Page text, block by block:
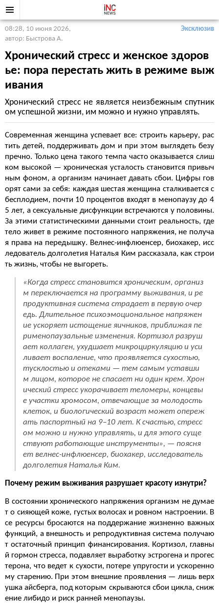
Эксклюзив
08:28, 10 июня 2026,
автор: Быстрова А.
Хронический стресс и женское здоров
ье: пора перестать жить в режиме выж
ивания
Хронический стресс не является неизбежным спутник
ом успешной жизни, им можно и нужно управлять.
Современная женщина успевает все: строить карьеру, рас
тить детей, поддерживать дом и при этом выглядеть безу
пречно. Только цена такого темпа часто оказывается слиш
ком высокой — хроническая усталость становится привыч
ным фоном, а организм начинает давать сбои. Цифры гов
орят сами за себя: каждая шестая женщина сталкивается с
бесплодием, почти 10 процентов входят в менопаузу до 4
5 лет, а сексуальные дисфункции встречаются у половины.
За этими статистическими данными стоит реальность, где
тело живет в режиме постоянного напряжения, не получа
я права на передышку. Велнес-инфлюенсер, биохакер, исс
ледователь долголетия Наталья Ким рассказала, как строи
ть жизнь, чтобы не выгореть.
«Когда стресс становится хроническим, организ
м переключается на программу выживания, и ре
продуктивная система страдает в первую очер
едь. Длительное психоэмоциональное напряжен
ие ускоряет истощение яичников, приближая пе
рименопаузальные изменения. Кортизол разруш
ает коллаген, ухудшает микроциркуляцию и уси
ливает воспаление, что проявляется сухостью,
тусклостью и отеками — тем самым уставши
м лицом, которое не спасает ни один крем. Хрон
ический стресс укорачивает теломеры, концевы
е участки хромосом, отвечающие за молодость
клеток, и биологический возраст может опереж
ать паспортный на 9–10 лет. К счастью, стресс
ом можно и нужно управлять, и для этого суще
ствуют работающие инструменты», — поясня
ет велнес-инфлюенсер, биохакер, исследователь
долголетия Наталья Ким.
Почему режим выживания разрушает красоту изнутри?
В состоянии хронического напряжения организм не думае
т о сияющей коже, густых волосах и ровном настроении. В
се ресурсы бросаются на поддержание жизненно важных
функций, а внешность и репродуктивная система получаю
т остаточный принцип финансирования. Кортизол, главны
й гормон стресса, подавляет выработку эстрогена и прогес
терона, что ведет к сухости, потере упругости и ускоренно
му старению. При этом внешние проявления — лишь верх
ушка айсберга, под которым скрываются сбои цикла, сниж
ение либидо и риск ранней менопаузы.